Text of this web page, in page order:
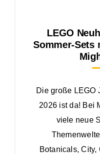
LEGO
Sommer-Sets
Die große LEGO
2026 ist da! Bei
viele neue
Botanicals, City,